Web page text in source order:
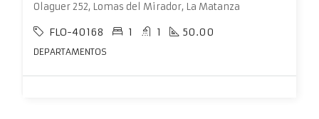
Olaguer 252, Lomas del Mirador, La Matanza
FLO-40168 1 1 50.00
DEPARTAMENTOS